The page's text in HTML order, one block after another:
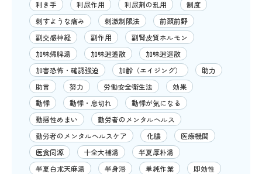
利き手 利尿作用 利尿剤の乱用
制度
刺すような痛み
刺激制限法
前頭前野
副交感神経
副作用
副腎皮質ホルモン
加味帰脾湯
加味逍遙散
加味逍遥散
加害恐怖・確認強迫
加齢（エイジング）
助力
助言
努力 労働安全衛生法
効果
動悸
動悸・息切れ
動悸が気になる
動揺性めまい
勤労者のメンタルヘルス
勤労者のメンタルヘルスケア
化膿
医療機関
医食同源
十全大補湯
半夏厚朴湯
半夏白朮天麻湯
半身浴 単純作業
即効性